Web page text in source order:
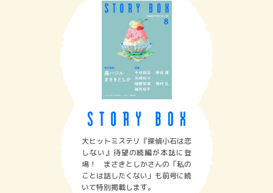
大ヒットミステリ『探偵小石は恋
しない』待望の続編が本誌に登
場！ まさきとしかさんの「私の
ことは話したくない」も前号に続
いて特別掲載します。